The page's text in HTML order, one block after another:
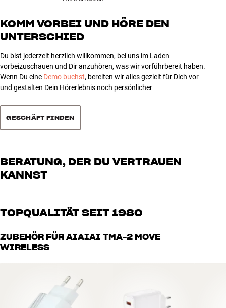
Bio-Zellulose-Membranen
2 eingebaute Mikrofone für Telefonate
Ohrpolster aus veganem Kunstleder
Wiedergabe über Kabel bei leerem Akku möglich
Firmware-Update über App möglich
Mitgeliefertes Zubehör: Audiokabel (3,5 mm Miniklinke, 1,2 m),
5 1
4
3
1 0
KOMM VORBEI UND HÖRE DEN
UNTERSCHIED
Du bist jederzeit herzlich willkommen, bei uns im Laden
vorbeizuschauen und Dir anzuhören, was wir vorführbereit haben.
Wenn Du eine Demo buchst, bereiten wir alles gezielt für Dich vor
und gestalten Dein Hörerlebnis noch persönlicher
GESCHÄFT FINDEN
BERATUNG, DER DU VERTRAUEN
KANNST
Unsere Mitarbeiter sind echte Enthusiasten, die unsere Produkte
oder Heimkino. Erzähle uns, wovon Du träumst, und wir finden
Budget passt
TOPQUALITÄT SEIT 1980
Alle Produkte von HiFi Klubben für Musik, Heimkino und TV sind
sorgfältig ausgewählt und auf eine lange Lebensdauer ausgelegt.
Gut für Deinen Geldbeutel und die Umwelt.
ZUBEHÖR FÜR AIAIAI TMA-2 MOVE
WIRELESS